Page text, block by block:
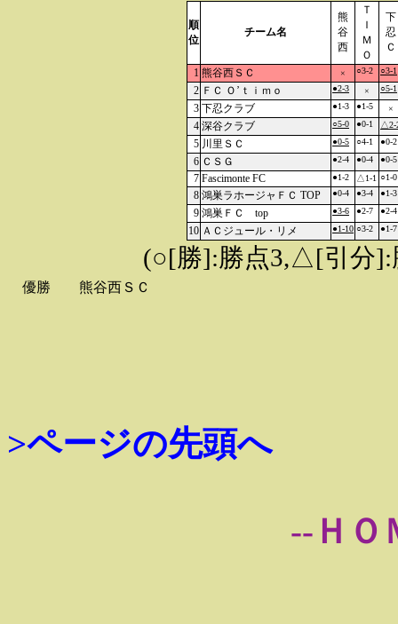
順
位
チーム名
熊
谷
西
Ｔ
Ｉ
Ｍ
Ｏ
下
忍
Ｃ
1 熊谷西ＳＣ × ○3-2 ○3-1
2 ＦＣ Ｏ’ｔｉｍｏ ●2-3 × ○5-1
3 下忍クラブ ●1-3 ●1-5 ×
4 深谷クラブ ○5-0 ●0-1 △2-
5 川里ＳＣ ●0-5 ○4-1 ●0-2
6 ＣＳＧ ●2-4 ●0-4 ●0-5
7 Fascimonte FC ●1-2 △1-1 ○1-0
8 鴻巣ラホージャＦＣ TOP ●0-4 ●3-4 ●1-3
9 鴻巣ＦＣ top ●3-6 ●2-7 ●2-4
10 ＡＣジュール・リメ ●1-10 ○3-2 ●1-7
(○[勝]:勝点3,△[引分]:
優勝 熊谷西ＳＣ
>ページの先頭へ
--ＨＯ